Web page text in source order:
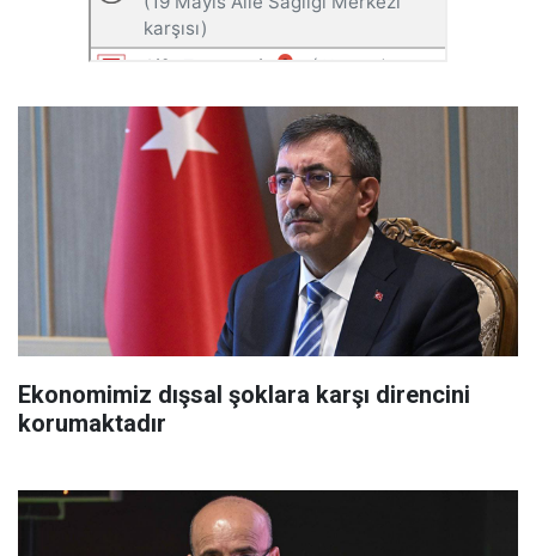
Ekonomimiz dışsal şoklara karşı direncini
korumaktadır